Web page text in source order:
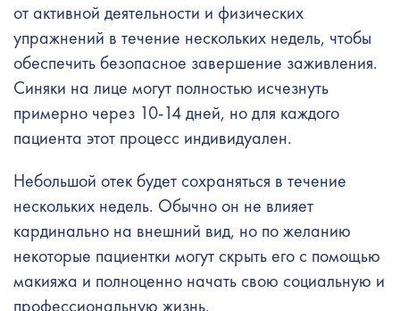
от активной деятельности и физических
упражнений в течение нескольких недель, чтобы
обеспечить безопасное завершение заживления.
Синяки на лице могут полностью исчезнуть
примерно через 10-14 дней, но для каждого
пациента этот процесс индивидуален.
Небольшой отек будет сохраняться в течение
нескольких недель. Обычно он не влияет
кардинально на внешний вид, но по желанию
некоторые пациентки могут скрыть его с помощью
макияжа и полноценно начать свою социальную и
профессиональную жизнь.